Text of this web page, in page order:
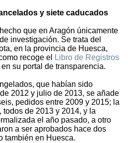
y siete caducados
que en Aragón únicamente
investigación. Se trata del
en la provincia de Huesca,
recoge el
Libro de Registros
su portal de transparencia.
que habían sido
2012 y julio de 2013, se añade
pedidos entre 2009 y 2015; la
de 2013 y 2014, y la
el año pasado, a otro
a ser aprobados hace dos
también en Huesca.